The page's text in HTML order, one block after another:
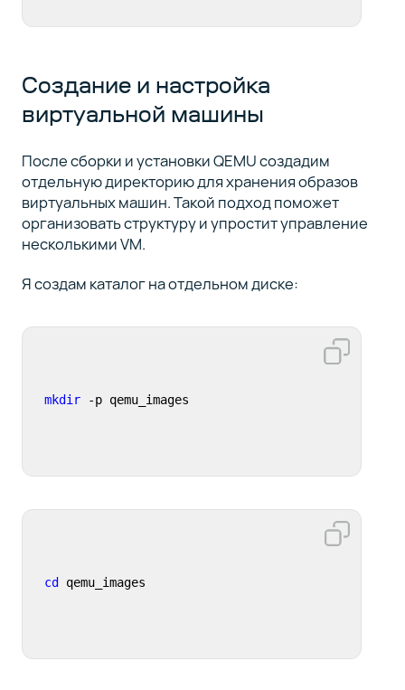
Создание и настройка
виртуальной машины
После сборки и установки QEMU создадим
отдельную директорию для хранения образов
виртуальных машин. Такой подход поможет
организовать структуру и упростит управление
несколькими VM.
Я создам каталог на отдельном диске:
mkdir -p qemu_images
cd qemu_images